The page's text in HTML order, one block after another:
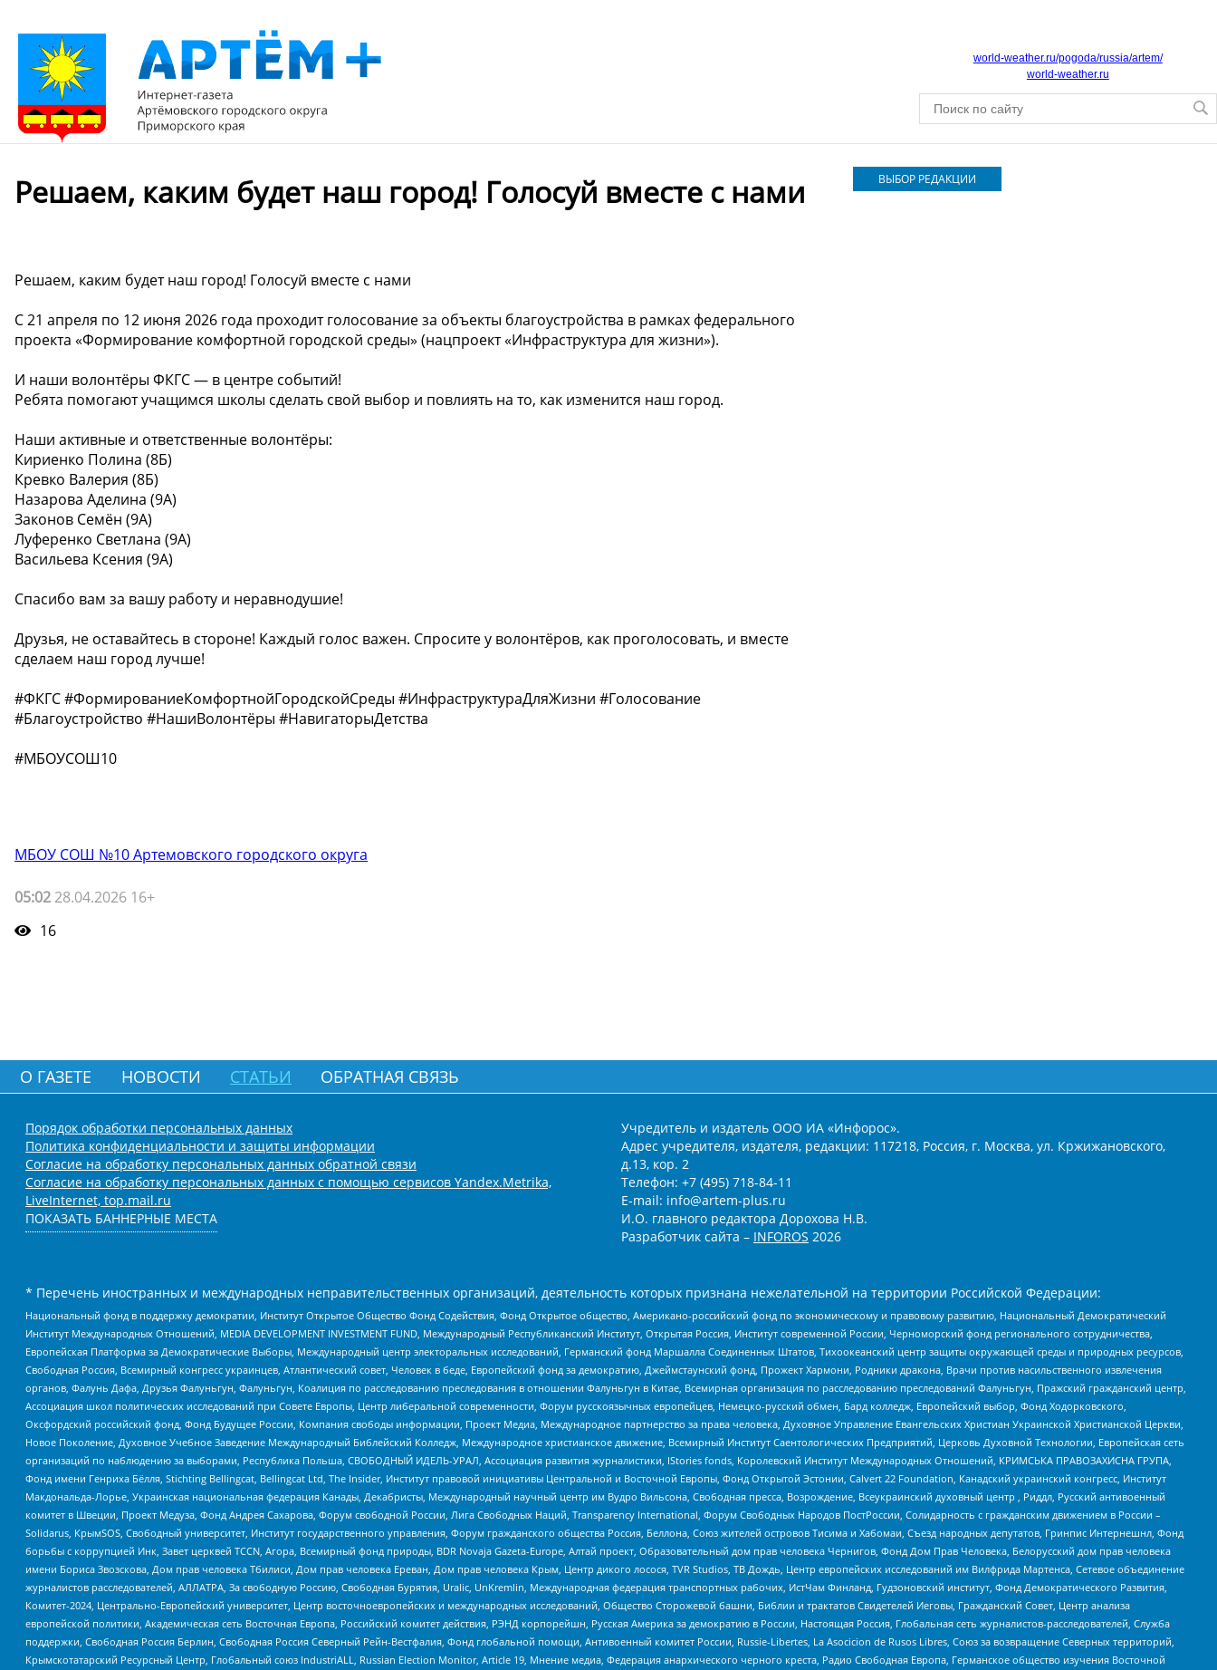
world-weather.ru/pogoda/russia/artem/
world-weather.ru
Решаем, каким будет наш город! Голосуй вместе с нами
Решаем, каким будет наш город! Голосуй вместе с нами ️
С 21 апреля по 12 июня 2026 года проходит голосование за объекты благоустройства в рамках федерального
проекта «Формирование комфортной городской среды» (нацпроект «Инфраструктура для жизни»). ️
И наши волонтёры ФКГС — в центре событий!
Ребята помогают учащимся школы сделать свой выбор и повлиять на то, как изменится наш город.
Наши активные и ответственные волонтёры:
Кириенко Полина (8Б)
Кревко Валерия (8Б)
Назарова Аделина (9А)
Законов Семён (9А)
Луференко Светлана (9А)
Васильева Ксения (9А)
Спасибо вам за вашу работу и неравнодушие!
Друзья, не оставайтесь в стороне! Каждый голос важен. Спросите у волонтёров, как проголосовать, и вместе
сделаем наш город лучше!
#ФКГС #ФормированиеКомфортнойГородскойСреды #ИнфраструктураДляЖизни #Голосование
#Благоустройство #НашиВолонтёры #НавигаторыДетства
#МБОУСОШ10
МБОУ СОШ №10 Артемовского городского округа
05:02 28.04.2026 16+
16
ВЫБОР РЕДАКЦИИ
О ГАЗЕТЕ НОВОСТИ СТАТЬИ ОБРАТНАЯ СВЯЗЬ
Порядок обработки персональных данных
Политика конфиденциальности и защиты информации
Согласие на обработку персональных данных обратной связи
Согласие на обработку персональных данных с помощью сервисов Yandex.Metrika,
LiveInternet, top.mail.ru
ПОКАЗАТЬ БАННЕРНЫЕ МЕСТА
Учредитель и издатель ООО ИА «Инфорос».
Адрес учредителя, издателя, редакции: 117218, Россия, г. Москва, ул. Кржижановского,
д.13, кор. 2
Телефон: +7 (495) 718-84-11
E-mail: info@artem-plus.ru
И.О. главного редактора Дорохова Н.В.
Разработчик сайта – INFOROS 2026
* Перечень иностранных и международных неправительственных организаций, деятельность которых признана нежелательной на территории Российской Федерации:
Национальный фонд в поддержку демократии, Институт Открытое Общество Фонд Содействия, Фонд Открытое общество, Американо-российский фонд по экономическому и правовому развитию, Национальный Демократический
Институт Международных Отношений, MEDIA DEVELOPMENT INVESTMENT FUND, Международный Республиканский Институт, Открытая Россия, Институт современной России, Черноморский фонд регионального сотрудничества,
Европейская Платформа за Демократические Выборы, Международный центр электоральных исследований, Германский фонд Маршалла Соединенных Штатов, Тихоокеанский центр защиты окружающей среды и природных ресурсов,
Свободная Россия, Всемирный конгресс украинцев, Атлантический совет, Человек в беде, Европейский фонд за демократию, Джеймстаунский фонд, Прожект Хармони, Родники дракона, Врачи против насильственного извлечения
органов, Фалунь Дафа, Друзья Фалуньгун, Фалуньгун, Коалиция по расследованию преследования в отношении Фалуньгун в Китае, Всемирная организация по расследованию преследований Фалуньгун, Пражский гражданский центр,
Ассоциация школ политических исследований при Совете Европы, Центр либеральной современности, Форум русскоязычных европейцев, Немецко-русский обмен, Бард колледж, Европейский выбор, Фонд Ходорковского,
Оксфордский российский фонд, Фонд Будущее России, Компания свободы информации, Проект Медиа, Международное партнерство за права человека, Духовное Управление Евангельских Христиан Украинской Христианской Церкви,
Новое Поколение, Духовное Учебное Заведение Международный Библейский Колледж, Международное христианское движение, Всемирный Институт Саентологических Предприятий, Церковь Духовной Технологии, Европейская сеть
организаций по наблюдению за выборами, Республика Польша, СВОБОДНЫЙ ИДЕЛЬ-УРАЛ, Ассоциация развития журналистики, IStories fonds, Королевский Институт Международных Отношений, КРИМСЬКА ПРАВОЗАХИСНА ГРУПА,
Фонд имени Генриха Бёлля, Stichting Bellingcat, Bellingcat Ltd, The Insider, Институт правовой инициативы Центральной и Восточной Европы, Фонд Открытой Эстонии, Calvert 22 Foundation, Канадский украинский конгресс, Институт
Макдональда-Лорье, Украинская национальная федерация Канады, Декабристы, Международный научный центр им Вудро Вильсона, Свободная пресса, Возрождение, Всеукраинский духовный центр , Риддл, Русский антивоенный
комитет в Швеции, Проект Медуза, Фонд Андрея Сахарова, Форум свободной России, Лига Свободных Наций, Transparеncy International, Форум Свободных Народов ПостРоссии, Солидарность с гражданским движением в России –
Solidarus, КрымSOS, Свободный университет, Институт государственного управления, Форум гражданского общества Россия, Беллона, Союз жителей островов Тисима и Хабомаи, Съезд народных депутатов, Гринпис Интернешнл, Фонд
борьбы с коррупцией Инк, Завет церквей TCCN, Агора, Всемирный фонд природы, BDR Novaja Gazeta-Europe, Алтай проект, Образовательный дом прав человека Чернигов, Фонд Дом Прав Человека, Белорусский дом прав человека
имени Бориса Звозскова, Дом прав человека Тбилиси, Дом прав человека Ереван, Дом прав человека Крым, Центр дикого лосося, TVR Studios, ТВ Дождь, Центр европейских исследований им Вилфрида Мартенса, Сетевое объединение
журналистов расследователей, АЛЛАТРА, За свободную Россию, Свободная Бурятия, Uralic, UnKremlin, Международная федерация транспортных рабочих, ИстЧам Финланд, Гудзоновский институт, Фонд Демократического Развития,
Комитет-2024, Центрально-Европейский университет, Центр восточноевропейских и международных исследований, Общество Сторожевой башни, Библии и трактатов Свидетелей Иеговы, Гражданский Совет, Центр анализа
европейской политики, Академическая сеть Восточная Европа, Российский комитет действия, РЭНД корпорейшн, Русская Америка за демократию в России, Настоящая Россия, Глобальная сеть журналистов-расследователей, Служба
поддержки, Свободная Россия Берлин, Свободная Россия Северный Рейн-Вестфалия, Фонд глобальной помощи, Антивоенный комитет России, Russie-Libertes, La Asocicion de Rusos Libres, Союз за возвращение Северных территорий,
Крымскотатарский Ресурсный Центр, Глобальный союз IndustriALL, Russian Election Monitor, Article 19, Мнение медиа, Федерация анархического черного креста, Радио Свободная Европа, Германское общество изучения Восточной